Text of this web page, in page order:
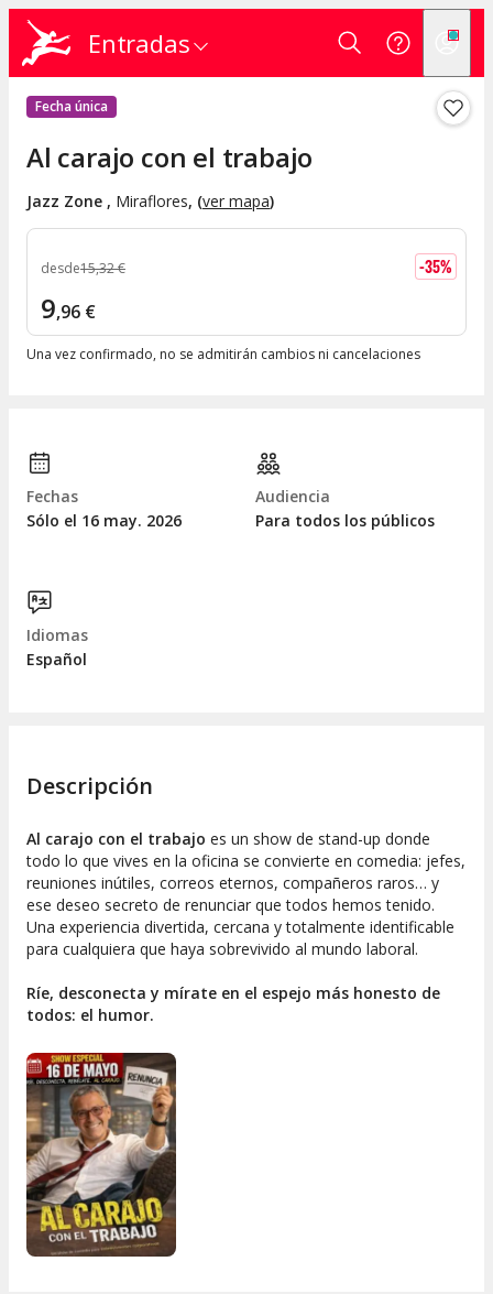
Entradas
Fecha única
Al carajo con el trabajo
Jazz Zone , Miraflores, (ver mapa)
desde15,32€ -35%
9,96 €
Una vez confirmado, no se admitirán cambios ni cancelaciones
Fechas
Sólo el 16 may. 2026
Audiencia
Para todos los públicos
Idiomas
Español
Descripción
Al carajo con el trabajo es un show de stand-up donde
todo lo que vives en la oficina se convierte en comedia: jefes,
reuniones inútiles, correos eternos, compañeros raros… y
ese deseo secreto de renunciar que todos hemos tenido.
Una experiencia divertida, cercana y totalmente identificable
para cualquiera que haya sobrevivido al mundo laboral.
Ríe, desconecta y mírate en el espejo más honesto de
todos: el humor.